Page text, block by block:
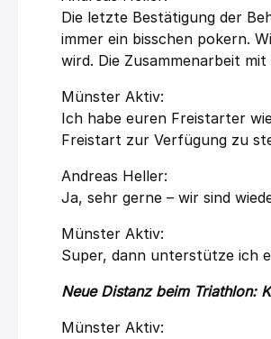
Die letzte Bestätigung der
immer ein bisschen pokern.
wird. Die Zusammenarbeit
Münster Aktiv:
Ich habe euren Freistarter
Freistart zur Verfügung zu
Andreas Heller:
Ja, sehr gerne – wir sind
Münster Aktiv:
Super, dann unterstütze ich
Neue Distanz beim Triathlon:
Münster Aktiv: